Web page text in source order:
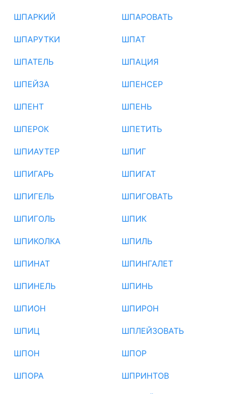
ШПАРКИЙ ШПАРОВАТЬ
ШПАРУТКИ ШПАТ
ШПАТЕЛЬ ШПАЦИЯ
ШПЕЙЗА ШПЕНСЕР
ШПЕНТ ШПЕНЬ
ШПЕРОК ШПЕТИТЬ
ШПИАУТЕР ШПИГ
ШПИГАРЬ ШПИГАТ
ШПИГЕЛЬ ШПИГОВАТЬ
ШПИГОЛЬ ШПИК
ШПИКОЛКА ШПИЛЬ
ШПИНАТ ШПИНГАЛЕТ
ШПИНЕЛЬ ШПИНЬ
ШПИОН ШПИРОН
ШПИЦ ШПЛЕЙЗОВАТЬ
ШПОН ШПОР
ШПОРА ШПРИНТОВ